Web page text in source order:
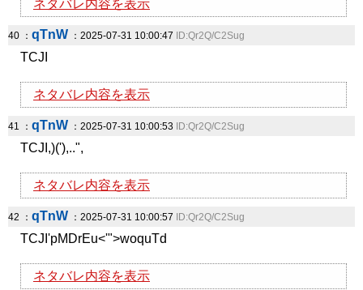
ネタバレ内容を表示
40 ： qTnW ：2025-07-31 10:00:47 ID:Qr2Q/C2Sug
TCJI
ネタバレ内容を表示
41 ： qTnW ：2025-07-31 10:00:53 ID:Qr2Q/C2Sug
TCJI,)('),..",
ネタバレ内容を表示
42 ： qTnW ：2025-07-31 10:00:57 ID:Qr2Q/C2Sug
TCJI'pMDrEu<'">woquTd
ネタバレ内容を表示